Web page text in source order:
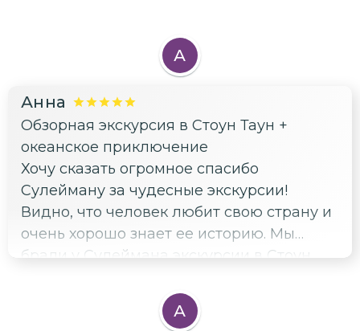
А
Анна
Обзорная экскурсия в Стоун Таун +
океанское приключение
Хочу сказать огромное спасибо
Сулейману за чудесные экскурсии!
Видно, что человек любит свою страну и
очень хорошо знает ее историю. Мы
брали у Сулеймана экскурсии в Стоун
черепах. Нашли Сулеймана в интернете
по отзывам. И очень счастливы, что он
А